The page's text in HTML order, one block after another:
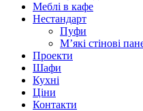
Меблі в кафе
Нестандарт
Пуфи
М’які стінові
Проекти
Шафи
Кухні
Ціни
Контакти